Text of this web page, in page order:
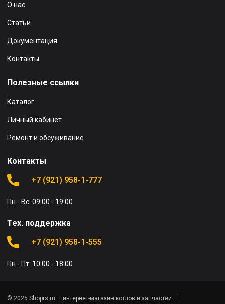
О нас
Статьи
Документация
Контакты
Полезные ссылки
Каталог
Личный кабинет
Ремонт и обсуживание
Контакты
+7 (921) 958-1-777
Пн - Вс: 09:00 - 19:00
Тех. поддержка
+7 (921) 958-1-555
Пн - Пт: 10:00 - 18:00
© 2025 Shoprs.ru — интернет-магазин котлов и запчастей